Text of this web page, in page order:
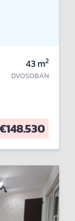
43m2
DVOSOBAN
€148.530